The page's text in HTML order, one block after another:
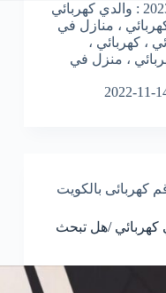
ابى كهربائى منازل فى الكويت 2023 : والدي كهربائي
، منازل في
، كهربائي ،
، منزل في
2022-11-
كهربائى بالكويت
/ 66559972 / فني كهربائي /هل تبحث